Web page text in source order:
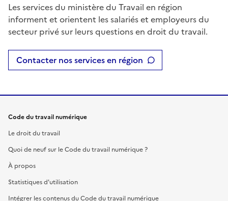
Les services du ministère du Travail en région
informent et orientent les salariés et employeurs du
secteur privé sur leurs questions en droit du travail.
Contacter nos services en région
Code du travail numérique
Le droit du travail
Quoi de neuf sur le Code du travail numérique ?
À propos
Statistiques d'utilisation
Intégrer les contenus du Code du travail numérique